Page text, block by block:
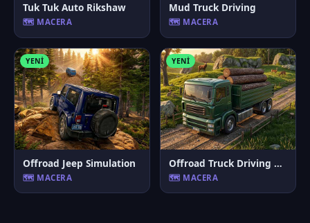
Tuk Tuk Auto Rikshaw
🗺️ MACERA
Mud Truck Driving
🗺️ MACERA
YENI
Offroad Jeep Simulation
🗺️ MACERA
YENI
Offroad Truck Driving Game
🗺️ MACERA